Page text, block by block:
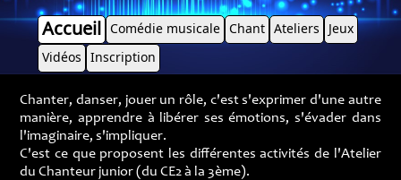
Accueil Comédie musicale Chant Ateliers
Jeux
Vidéos Inscription
Chanter, danser, jouer un rôle, c'est s'exprimer d'une autre
manière, apprendre à libérer ses émotions, s'évader dans
l'imaginaire, s'impliquer.
C'est ce que proposent les différentes activités de l'Atelier
du Chanteur junior (du CE2 à la 3ème).